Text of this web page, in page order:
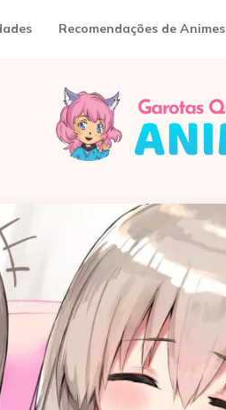
Recomendações de Animes